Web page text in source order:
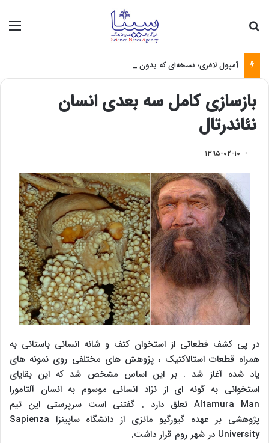
آمپول لاغری؛ نسخه‌ای که بدون تغذیه خطرناک می‌شود
بازسازی کامل سه بعدی انسان
نئاندرتال
۱۳۹۵-۰۲-۱۰
در پی کشف قطعاتی از استخوان کتف و شانه انسانی باستانی به
همراه قطعات استالاکتیک ، پژوهش های مختلفی روی نمونه های
یاد شده آغاز شد . بر این اساس مشخص شد که این بقایای
استخوانی به گونه ای از نژاد انسانی موسوم به انسان آلتامورا
Altamura Man تعلق دارد . گفتنی است سرپرستی این تیم
پژوهشی بر عهده گیورگیو مانزی از دانشگاه ساپینزا Sapienza
University در شهر روم قرار داشت.